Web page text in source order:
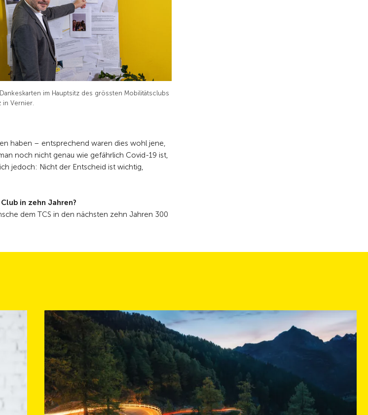
im Hauptsitz des grössten Mobilitätsclubs
in Vernier.
haben – entsprechend waren dies wohl jene,
noch nicht genau wie gefährlich Covid-19 ist,
jedoch: Nicht der Entscheid ist wichtig,
in zehn Jahren?
dem TCS in den nächsten zehn Jahren 300